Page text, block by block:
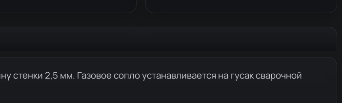
2,5 мм. Газовое сопло устанавливается на гусак сварочной